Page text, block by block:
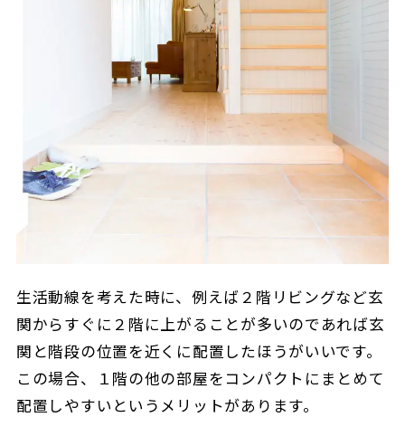
生活動線を考えた時に、例えば２階リビングなど玄
関からすぐに２階に上がることが多いのであれば玄
関と階段の位置を近くに配置したほうがいいです。
この場合、１階の他の部屋をコンパクトにまとめて
配置しやすいというメリットがあります。